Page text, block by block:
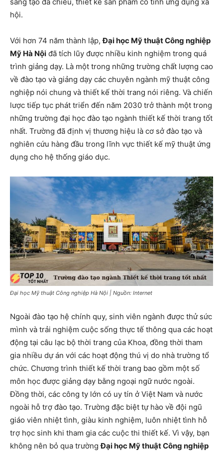
hội.
Với hơn 74 năm thành lập,Đại học Mỹ thuật Công nghiệp
Mỹ Hà Nội đã tích lũy được nhiều kinh nghiệm trong quá
trình giảng dạy. Là một trong những trường chất lượng cao
về đào tạo và giảng dạy các chuyên ngành mỹ thuật công
nghiệp nói chung và thiết kế thời trang nói riêng. Và chiến
lược tiếp tục phát triển đến năm 2030 trở thành một trong
những trường đại học đào tạo ngành thiết kế thời trang tốt
nhất. Trường đã định vị thương hiệu là cơ sở đào tạo và
nghiên cứu hàng đầu trong lĩnh vực thiết kế mỹ thuật ứng
dụng cho hệ thống giáo dục.
Đại học Mỹ thuật Công nghiệp Hà Nội | Nguồn: Internet
Ngoài đào tạo hệ chính quy, sinh viên ngành được thử sức
mình và trải nghiệm cuộc sống thực tế thông qua các hoạt
động tại câu lạc bộ thời trang của Khoa, đồng thời tham
gia nhiều dự án với các hoạt động thú vị do nhà trường tổ
chức. Chương trình thiết kế thời trang bao gồm một số
môn học được giảng dạy bằng ngoại ngữ nước ngoài.
Đồng thời, các công ty lớn có uy tín ở Việt Nam và nước
ngoài hỗ trợ đào tạo. Trường đặc biệt tự hào về đội ngũ
giáo viên nhiệt tình, giàu kinh nghiệm, luôn nhiệt tình hỗ
trợ học sinh khi tham gia các cuộc thi thiết kế. Vì vậy, bạn
không nên bỏ qua trườngĐại học Mỹ thuật Công nghiệp